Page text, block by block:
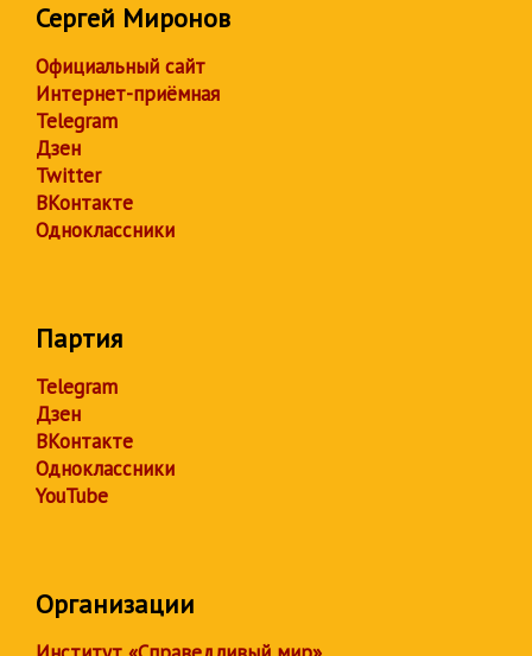
Сергей Миронов
Официальный сайт
Интернет-приёмная
Telegram
Дзен
Twitter
ВКонтакте
Одноклассники
Партия
Telegram
Дзен
ВКонтакте
Одноклассники
YouTube
Организации